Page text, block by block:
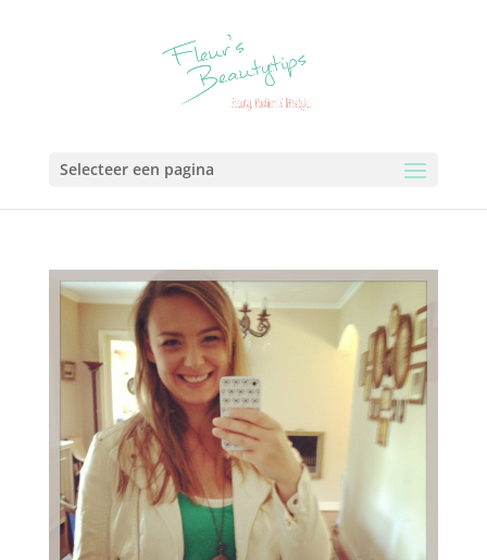
Selecteer een pagina